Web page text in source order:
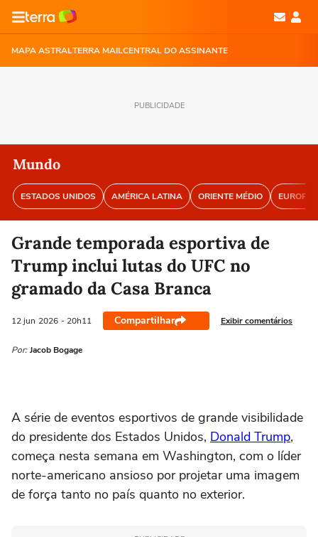
MAPA ASTRALTERRA MAILCENTRAL DO ASSINANTE
PUBLICIDADE
Mundo
ESTADOS UNIDOS AMÉRICA LATINA ORIENTE MÉDIO EUROPA
Grande temporada esportiva de
Trump inclui lutas do UFC no
gramado da Casa Branca
12 jun 2026 - 20h11 Compartilhar Exibir comentários
Por: Jacob Bogage
A série de eventos esportivos de grande visibilidade
do ‌presidente dos Estados Unidos, Donald Trump,
começa nesta semana em Washington, com o líder
norte-americano ansioso por projetar uma imagem
de força tanto no país quanto no exterior.